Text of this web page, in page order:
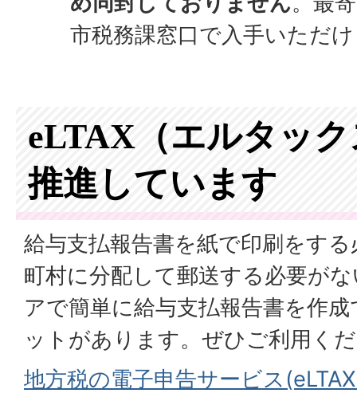
市税務課窓口で入手いただ
eLTAX（エルタッ
推進しています
給与支払報告書を紙で印刷をす
町村に分配して郵送する必要が
アで簡単に給与支払報告書を作
ットがあります。ぜひご利用く
地方税の電子申告サービス